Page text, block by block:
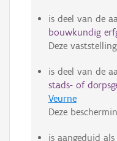
is deel van de
bouwkundig
Deze vaststelling
is deel van de
stads- of
Veurne
Deze
is aangeduid als